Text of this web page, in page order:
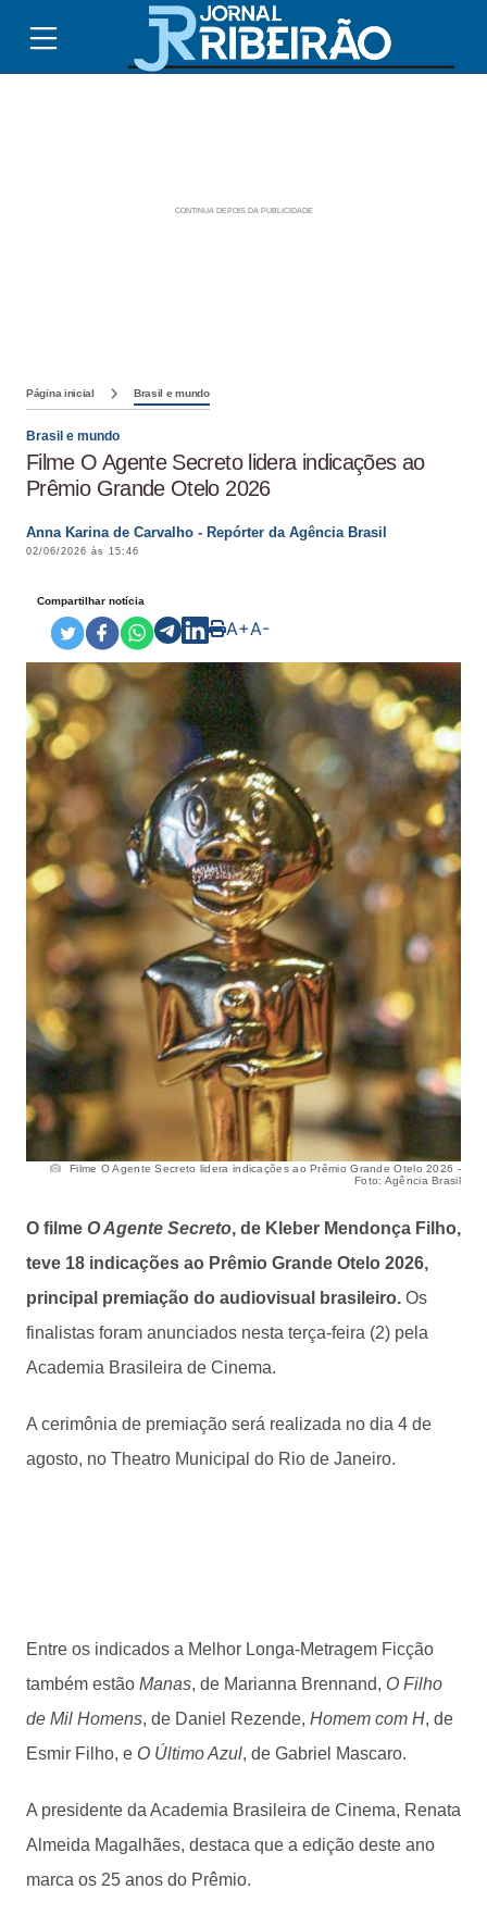
Página inicial Brasil e mundo
Brasil e mundo
Filme O Agente Secreto lidera indicações ao
Prêmio Grande Otelo 2026
Anna Karina de Carvalho - Repórter da Agência Brasil
02/06/2026 às 15:46
Compartilhar notícia
A+A-
Filme O Agente Secreto lidera indicações ao Prêmio Grande Otelo 2026 -
Foto: Agência Brasil
O filme O Agente Secreto, de Kleber Mendonça Filho,
teve 18 indicações ao Prêmio Grande Otelo 2026,
principal premiação do audiovisual brasileiro. Os
finalistas foram anunciados nesta terça-feira (2) pela
Academia Brasileira de Cinema.
A cerimônia de premiação será realizada no dia 4 de
agosto, no Theatro Municipal do Rio de Janeiro.
Entre os indicados a Melhor Longa-Metragem Ficção
também estão Manas, de Marianna Brennand, O Filho
de Mil Homens, de Daniel Rezende, Homem com H, de
Esmir Filho, e O Último Azul, de Gabriel Mascaro.
A presidente da Academia Brasileira de Cinema, Renata
Almeida Magalhães, destaca que a edição deste ano
marca os 25 anos do Prêmio.